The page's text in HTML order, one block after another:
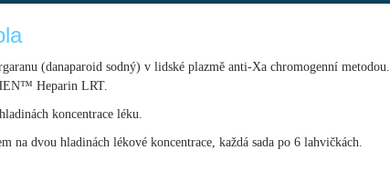
(danaparoid sodný) v lidské plazmě anti-Xa chromogenní metodou.
Heparin LRT.
koncentrace léku.
na dvou hladinách lékové koncentrace, každá sada po 6 lahvičkách.